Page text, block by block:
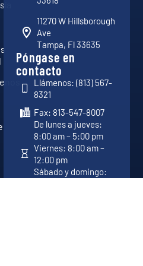
11270 W Hillsborough
Ave
Tampa, Fl 33635
Póngase en
contacto
Llámenos: (813) 567-
8321
Fax: 813-547-8007
De lunes a jueves:
8:00 am – 5:00 pm
Viernes: 8:00 am –
12:00 pm
Sábado y domingo: